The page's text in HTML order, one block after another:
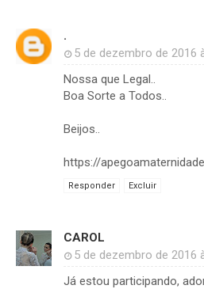
.
5 de dezembro de 2016
Nossa que Legal..
Boa Sorte a Todos..
Beijos..
https://
Responder Excluir
CAROL
5 de dezembro de 2016
Já estou participando,